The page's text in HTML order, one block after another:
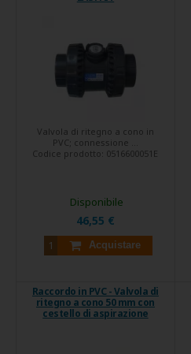
Valvola di ritegno a cono in
PVC; connessione ...
Codice prodotto: 0516600051E
46,55 €
Acquistare
Disponibile
Raccordo in PVC - Valvola di
ritegno a cono 50 mm con
cestello di aspirazione